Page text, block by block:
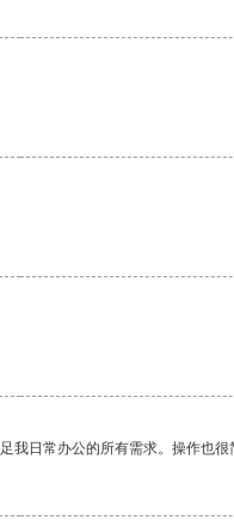
日常办公的所有需求。操作也很